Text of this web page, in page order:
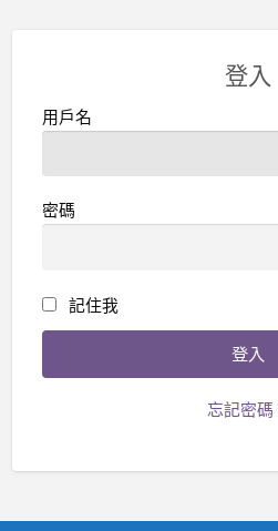
登入
用戶名
密碼
記住我
忘記密碼